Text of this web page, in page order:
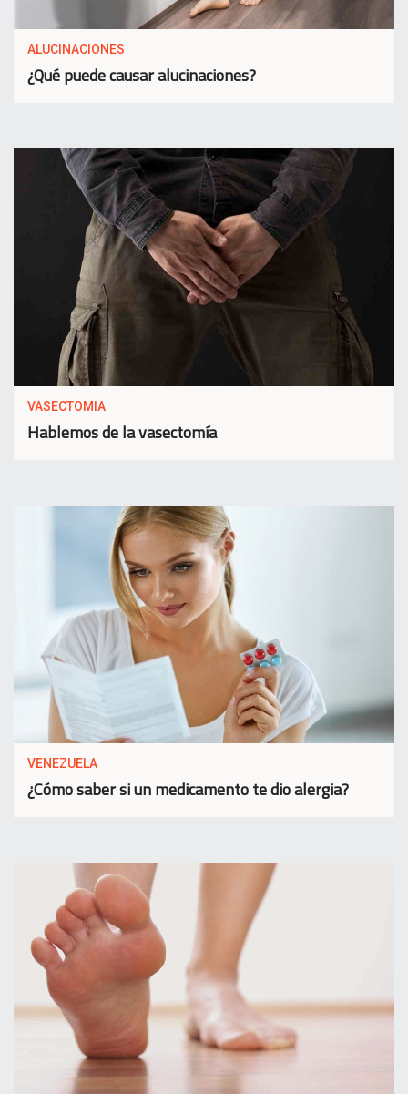
ALUCINACIONES
¿Qué puede causar alucinaciones?
VASECTOMIA
Hablemos de la vasectomía
VENEZUELA
¿Cómo saber si un medicamento te dio alergia?